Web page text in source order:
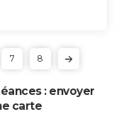
7 8
: envoyer
carte